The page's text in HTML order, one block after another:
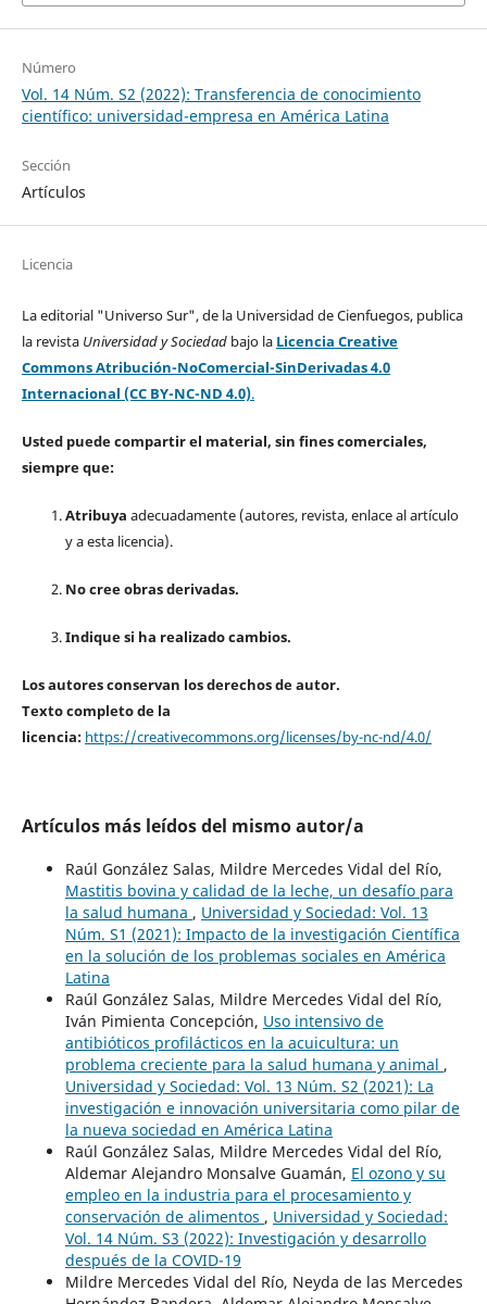
Número
Vol. 14 Núm. S2 (2022): Transferencia de conocimiento
científico: universidad-empresa en América Latina
Sección
Artículos
Licencia
La editorial "Universo Sur", de la Universidad de Cienfuegos, publica
la revista Universidad y Sociedad bajo la Licencia Creative
Commons Atribución-NoComercial-SinDerivadas 4.0
Internacional (CC BY-NC-ND 4.0).
Usted puede compartir el material, sin fines comerciales,
siempre que:
Atribuya adecuadamente (autores, revista, enlace al artículo
y a esta licencia).
No cree obras derivadas.
Indique si ha realizado cambios.
Los autores conservan los derechos de autor.
Texto completo de la
licencia: https://creativecommons.org/licenses/by-nc-nd/4.0/
Artículos más leídos del mismo autor/a
Raúl González Salas, Mildre Mercedes Vidal del Río,
Mastitis bovina y calidad de la leche, un desafío para
la salud humana , Universidad y Sociedad: Vol. 13
Núm. S1 (2021): Impacto de la investigación Científica
en la solución de los problemas sociales en América
Latina
Raúl González Salas, Mildre Mercedes Vidal del Río,
Iván Pimienta Concepción, Uso intensivo de
antibióticos profilácticos en la acuicultura: un
problema creciente para la salud humana y animal ,
Universidad y Sociedad: Vol. 13 Núm. S2 (2021): La
investigación e innovación universitaria como pilar de
la nueva sociedad en América Latina
Raúl González Salas, Mildre Mercedes Vidal del Río,
Aldemar Alejandro Monsalve Guamán, El ozono y su
empleo en la industria para el procesamiento y
conservación de alimentos , Universidad y Sociedad:
Vol. 14 Núm. S3 (2022): Investigación y desarrollo
después de la COVID-19
Mildre Mercedes Vidal del Río, Neyda de las Mercedes